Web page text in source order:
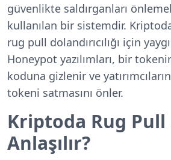
güvenlikte saldırganları
kullanılan bir sistemdir.
rug pull dolandırıcılığı için
Honeypot yazılımları, bir
koduna gizlenir ve
tokeni satmasını önler.
Kriptoda Rug Pull
Anlaşılır?